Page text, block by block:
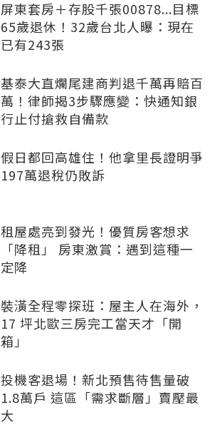
屏東套房＋存股千張00878...目標
65歲退休！32歲台北人曝：現在
已有243張
基泰大直爛尾建商判退千萬再賠百
萬！律師揭3步驟應變：快通知銀
行止付搶救自備款
假日都回高雄住！他拿里長證明爭
197萬退稅仍敗訴
租屋處亮到發光！優質房客想求
「降租」 房東激賞：遇到這種一
定降
裝潢全程零探班：屋主人在海外，
17 坪北歐三房完工當天才「開
箱」
投機客退場！新北預售待售量破
1.8萬戶 這區「需求斷層」賣壓最
大